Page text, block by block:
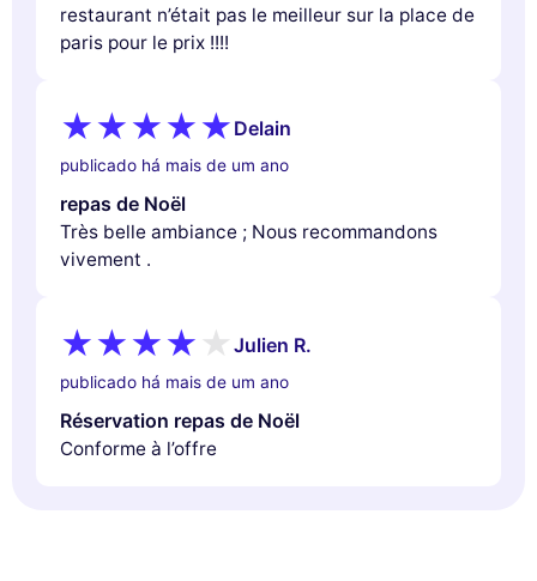
restaurant n’était pas le meilleur sur la place de
paris pour le prix !!!!
Delain
publicado há mais de um ano
repas de Noël
Très belle ambiance ; Nous recommandons
vivement .
Julien R.
publicado há mais de um ano
Réservation repas de Noël
Conforme à l’offre